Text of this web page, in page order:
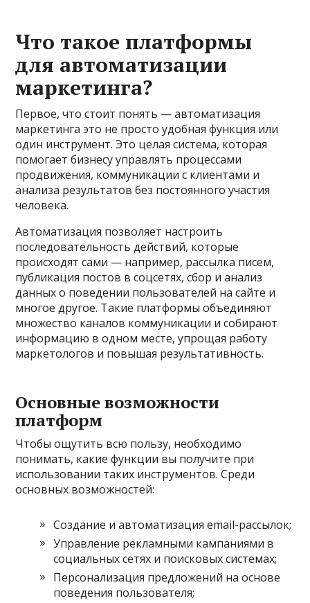
Что такое платформы
для автоматизации
маркетинга?
Первое, что стоит понять — автоматизация
маркетинга это не просто удобная функция или
один инструмент. Это целая система, которая
помогает бизнесу управлять процессами
продвижения, коммуникации с клиентами и
анализа результатов без постоянного участия
человека.
Автоматизация позволяет настроить
последовательность действий, которые
происходят сами — например, рассылка писем,
публикация постов в соцсетях, сбор и анализ
данных о поведении пользователей на сайте и
многое другое. Такие платформы объединяют
множество каналов коммуникации и собирают
информацию в одном месте, упрощая работу
маркетологов и повышая результативность.
Основные возможности
платформ
Чтобы ощутить всю пользу, необходимо
понимать, какие функции вы получите при
использовании таких инструментов. Среди
основных возможностей:
Создание и автоматизация email-рассылок;
Управление рекламными кампаниями в
социальных сетях и поисковых системах;
Персонализация предложений на основе
поведения пользователя;